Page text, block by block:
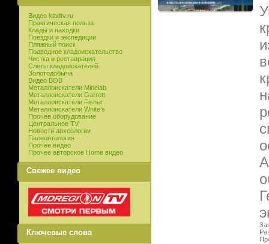
Видео kladtv.ru
Практическая польза
Клады и находки
Поездки и экспедиции
Пляжный поиск
Подводное кладоискательство
Чистка и реставрация
Слеты кладоискателей
Золотодобыча
Видео ВОВ
Металлоискатели Minelab
Металлоискатели Garrett
Металлоискатели Fisher
Металлоискатели White’s
Прочее оборудование
Центральное TV
Новости археологии
Палеонтология
Прочее видео
Прочее авторское Home видео
Свежее видео
Ключевые слова